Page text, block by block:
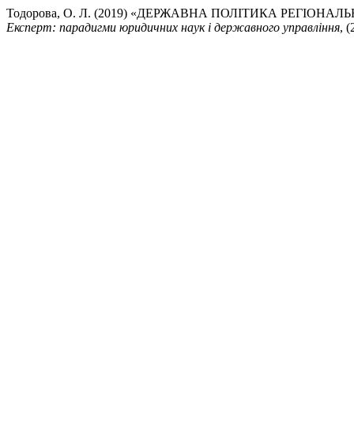
Тодорова, О. Л. (2019) «ДЕРЖАВНА ПОЛІТИКА
Експерт: парадигми юридичних наук і державного управління,